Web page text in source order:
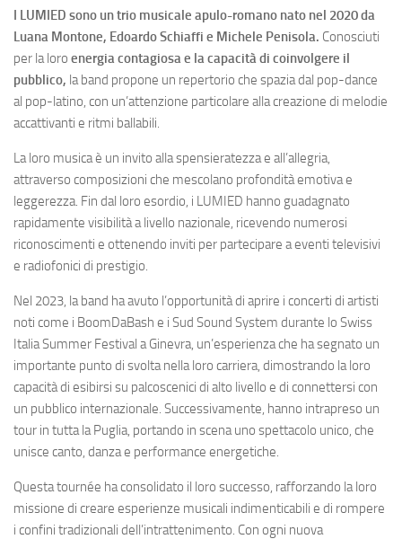
I LUMIED sono un trio musicale apulo-romano nato nel 2020 da
Luana Montone, Edoardo Schiaffi e Michele Penisola. Conosciuti
per la loro energia contagiosa e la capacità di coinvolgere il
pubblico, la band propone un repertorio che spazia dal pop-dance
al pop-latino, con un’attenzione particolare alla creazione di melodie
accattivanti e ritmi ballabili.
La loro musica è un invito alla spensieratezza e all’allegria,
attraverso composizioni che mescolano profondità emotiva e
leggerezza. Fin dal loro esordio, i LUMIED hanno guadagnato
rapidamente visibilità a livello nazionale, ricevendo numerosi
riconoscimenti e ottenendo inviti per partecipare a eventi televisivi
e radiofonici di prestigio.
Nel 2023, la band ha avuto l’opportunità di aprire i concerti di artisti
noti come i BoomDaBash e i Sud Sound System durante lo Swiss
Italia Summer Festival a Ginevra, un’esperienza che ha segnato un
importante punto di svolta nella loro carriera, dimostrando la loro
capacità di esibirsi su palcoscenici di alto livello e di connettersi con
un pubblico internazionale. Successivamente, hanno intrapreso un
tour in tutta la Puglia, portando in scena uno spettacolo unico, che
unisce canto, danza e performance energetiche.
Questa tournée ha consolidato il loro successo, rafforzando la loro
missione di creare esperienze musicali indimenticabili e di rompere
i confini tradizionali dell’intrattenimento. Con ogni nuova